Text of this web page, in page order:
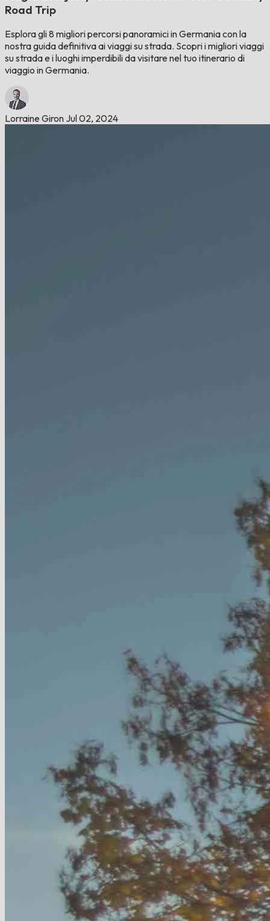
Road Trip
Esplora gli 8 migliori percorsi panoramici in Germania con la
nostra guida definitiva ai viaggi su strada. Scopri i migliori viaggi
su strada e i luoghi imperdibili da visitare nel tuo itinerario di
viaggio in Germania.
Lorraine Giron Jul 02, 2024